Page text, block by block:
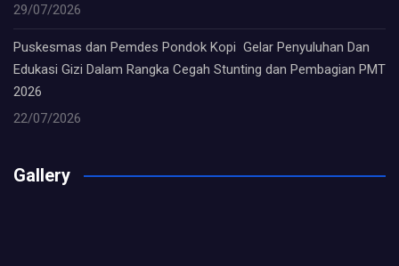
29/07/2026
Puskesmas dan Pemdes Pondok Kopi Gelar Penyuluhan Dan
Edukasi Gizi Dalam Rangka Cegah Stunting dan Pembagian PMT
2026
22/07/2026
Gallery